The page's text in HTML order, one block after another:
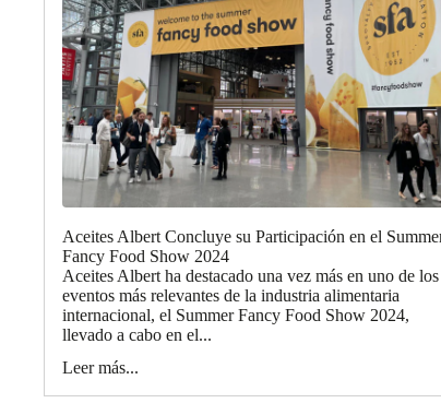
Aceites Albert Concluye su Participación en el
Fancy Food Show 2024
Aceites Albert ha destacado una vez más en uno de los
eventos más relevantes de la industria alimentaria
internacional, el Summer Fancy Food Show 2024,
llevado a cabo en el...
Leer más...